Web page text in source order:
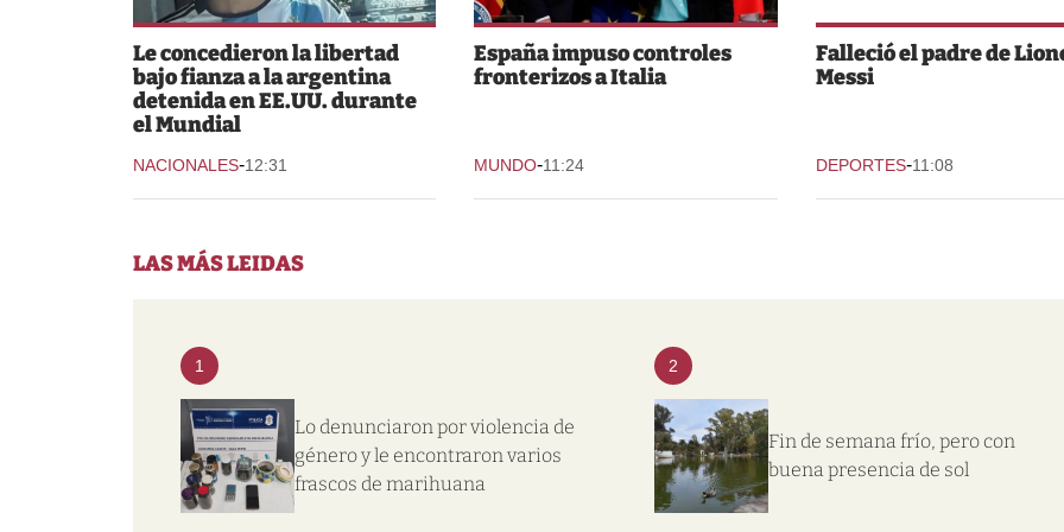
Le concedieron la libertad
bajo fianza a la argentina
detenida en EE.UU. durante
el Mundial
NACIONALES-12:31
España impuso controles
fronterizos a Italia
MUNDO-11:24
Falleció el padre de
Messi
DEPORTES-11:08
LAS MÁS LEIDAS
1
Lo denunciaron por violencia de
género y le encontraron varios
frascos de marihuana
2
Fin de semana frío, pero con
buena presencia de sol